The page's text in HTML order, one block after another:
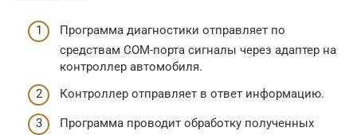
Программа диагностики отправляет по
средствам COM-порта сигналы через адаптер на
контроллер автомобиля.
Контроллер отправляет в ответ информацию.
Программа проводит обработку полученных